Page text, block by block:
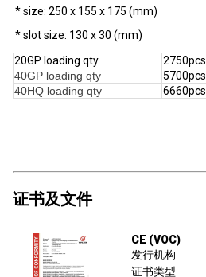
* size: 250 x 155 x 175 (mm)
* slot size: 130 x 30 (mm)
20GP loading qty
2750pcs
40GP loading qty
5700pcs
40HQ loading qty
6660pcs
证书及文件
CE (VOC)
发行机构
证书类型